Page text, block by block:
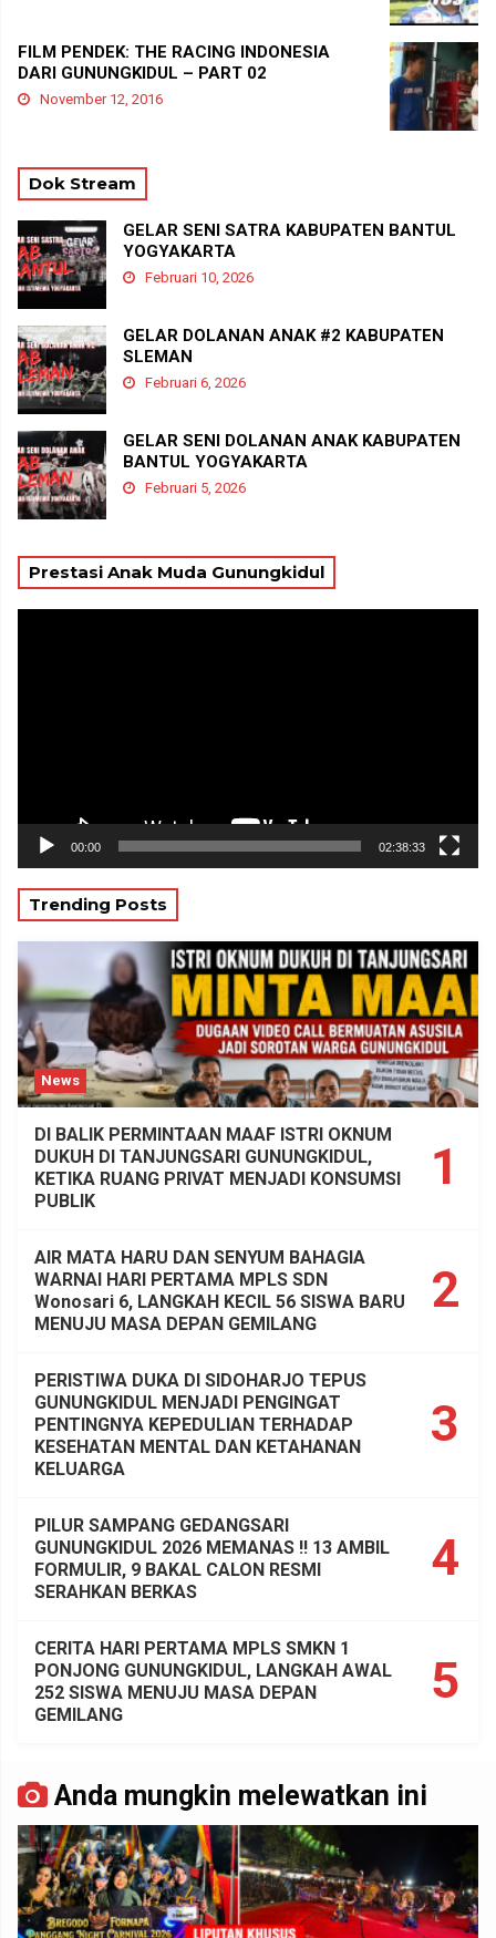
FILM PENDEK: THE RACING INDONESIA
DARI GUNUNGKIDUL – PART 02
November 12, 2016
Dok Stream
GELAR SENI SATRA KABUPATEN BANTUL
YOGYAKARTA
Februari 10, 2026
GELAR DOLANAN ANAK #2 KABUPATEN
SLEMAN
Februari 6, 2026
GELAR SENI DOLANAN ANAK KABUPATEN
BANTUL YOGYAKARTA
Februari 5, 2026
Prestasi Anak Muda Gunungkidul
00:00 02:38:33
Trending Posts
News
1
DI BALIK PERMINTAAN MAAF ISTRI OKNUM
DUKUH DI TANJUNGSARI GUNUNGKIDUL,
KETIKA RUANG PRIVAT MENJADI KONSUMSI
PUBLIK
2
AIR MATA HARU DAN SENYUM BAHAGIA
WARNAI HARI PERTAMA MPLS SDN
Wonosari 6, LANGKAH KECIL 56 SISWA BARU
MENUJU MASA DEPAN GEMILANG
3
PERISTIWA DUKA DI SIDOHARJO TEPUS
GUNUNGKIDUL MENJADI PENGINGAT
PENTINGNYA KEPEDULIAN TERHADAP
KESEHATAN MENTAL DAN KETAHANAN
KELUARGA
4
PILUR SAMPANG GEDANGSARI
GUNUNGKIDUL 2026 MEMANAS !! 13 AMBIL
FORMULIR, 9 BAKAL CALON RESMI
SERAHKAN BERKAS
5
CERITA HARI PERTAMA MPLS SMKN 1
PONJONG GUNUNGKIDUL, LANGKAH AWAL
252 SISWA MENUJU MASA DEPAN
GEMILANG
Anda mungkin melewatkan ini